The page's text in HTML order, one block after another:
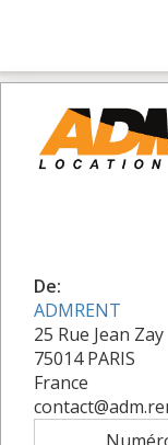
De:
ADMRENT
25 Rue Jean Zay
75014 PARIS
France